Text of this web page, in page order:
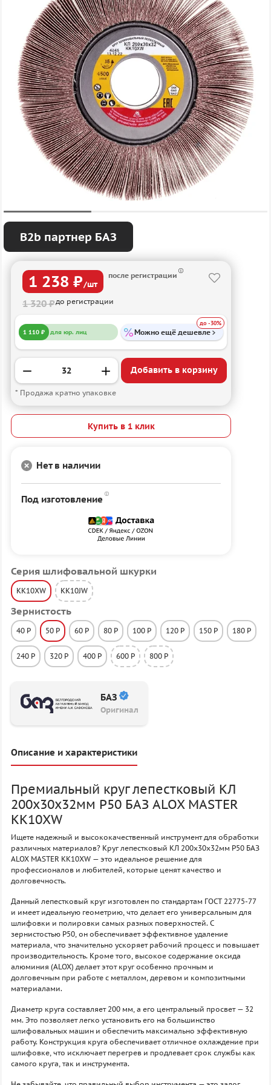
B2b партнер БАЗ
Серия шлифовальной шкурки
KK10XW KK10JW
Зернистость
40 P 50 P 60 P 80 P 100 P 120 P 150 P 180 P
240 P 320 P 400 P 600 P 800 P
БАЗ
Оригинал
1 238 ₽/шт
после регистрации
1 320 ₽до регистрации
1 110 ₽ для юр. лиц Можно ещё дешевле
до -30%
Добавить в корзину
* Продажа кратно упаковке
Купить в 1 клик
Нет в наличии
Под изготовление
Описание и характеристики
Премиальный круг лепестковый КЛ
200х30х32мм P50 БАЗ ALOX MASTER
KK10XW
Ищете надежный и высококачественный инструмент для обработки
различных материалов? Круг лепестковый КЛ 200х30х32мм P50 БАЗ
ALOX MASTER KK10XW — это идеальное решение для
профессионалов и любителей, которые ценят качество и
долговечность.
Данный лепестковый круг изготовлен по стандартам ГОСТ 22775-77
и имеет идеальную геометрию, что делает его универсальным для
шлифовки и полировки самых разных поверхностей. С
зернистостью P50, он обеспечивает эффективное удаление
материала, что значительно ускоряет рабочий процесс и повышает
производительность. Кроме того, высокое содержание оксида
алюминия (ALOX) делает этот круг особенно прочным и
долговечным при работе с металлом, деревом и композитными
материалами.
Диаметр круга составляет 200 мм, а его центральный просвет — 32
мм. Это позволяет легко установить его на большинство
шлифовальных машин и обеспечить максимально эффективную
работу. Конструкция круга обеспечивает отличное охлаждение при
шлифовке, что исключает перегрев и продлевает срок службы как
самого круга, так и инструмента.